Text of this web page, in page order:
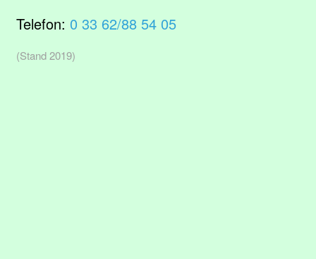
Telefon: 0 33 62/88 54 05
(Stand 2019)